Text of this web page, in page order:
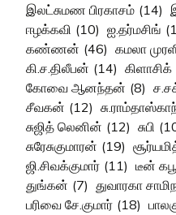
இலட்சுமண பிரகாசம் (14)
ஈழக்கவி (10) ஐ.தர்மசிங்
கண்ணன் (46) கமலா
கி.ச.திலீபன் (14) கிளாசிக்
கோவை ஆனந்தன் (8)
சீவகன் (12)
சுஜித் லெனின் (12) சுபி
சுரேசுகுமாரன் (19)
ஜி.சிவக்குமார் (11) டீன்
துங்கன் (7) துவாரகா
பரிவை சே.குமார் (18)